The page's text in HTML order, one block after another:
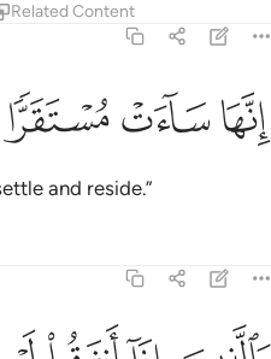
Related Content
انها ساءت مستقرا ومقاما ٦٦
إِنَّهَا سَآءَتْ مُسْتَقَرًّۭا وَمُقَامًۭا ٦٦
ﳂﳃﳄ
and reside.”
والذين اذا انفقوا لم يسرفوا ولم